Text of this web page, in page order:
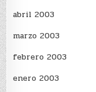
abril 2003
marzo 2003
febrero 2003
enero 2003